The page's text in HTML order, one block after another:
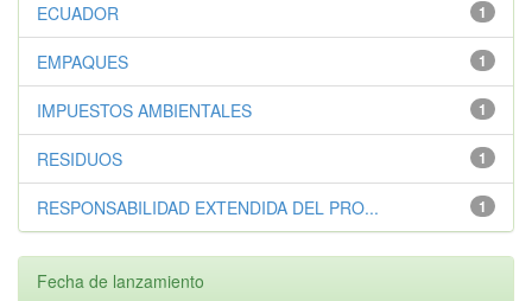
1
ECUADOR
1
EMPAQUES
1
IMPUESTOS AMBIENTALES
1
RESIDUOS
1
RESPONSABILIDAD EXTENDIDA DEL PRO...
Fecha de lanzamiento